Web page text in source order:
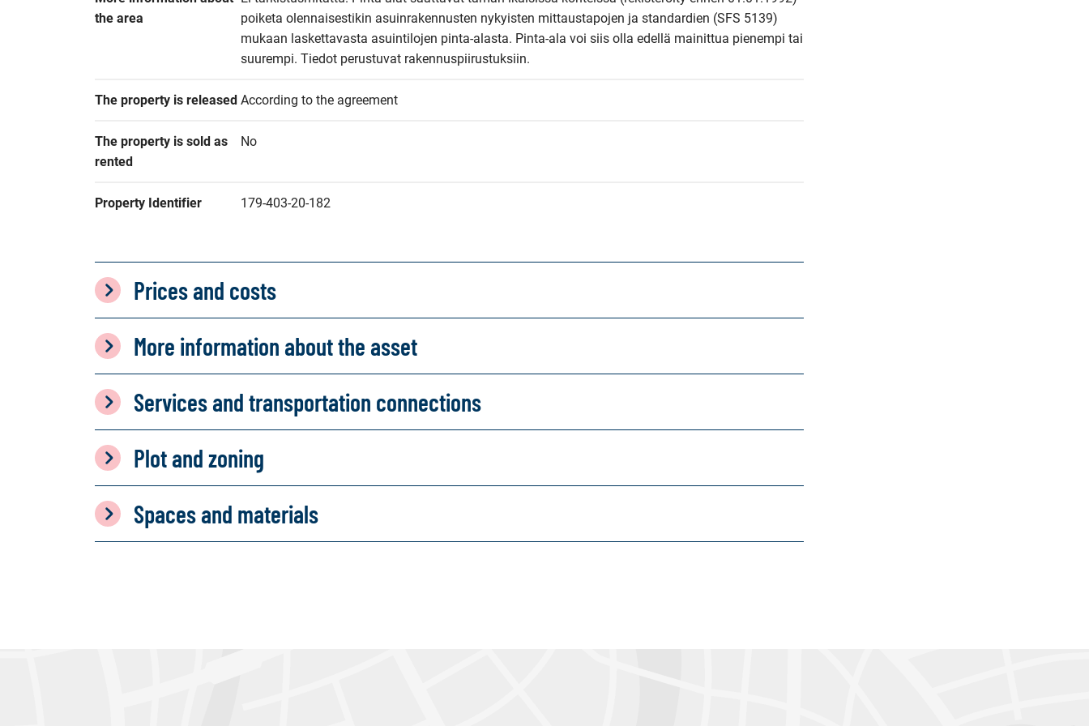
the area
poiketa olennaisestikin asuinrakennusten nykyisten mittaustapojen ja standardien (SFS 5139)
mukaan laskettavasta asuintilojen pinta-alasta. Pinta-ala voi siis olla edellä mainittua pienempi tai
suurempi. Tiedot perustuvat rakennuspiirustuksiin.
The property is released According to the agreement
The property is sold as
rented
No
Property Identifier 179-403-20-182
Prices and costs
More information about the asset
Services and transportation connections
Plot and zoning
Spaces and materials